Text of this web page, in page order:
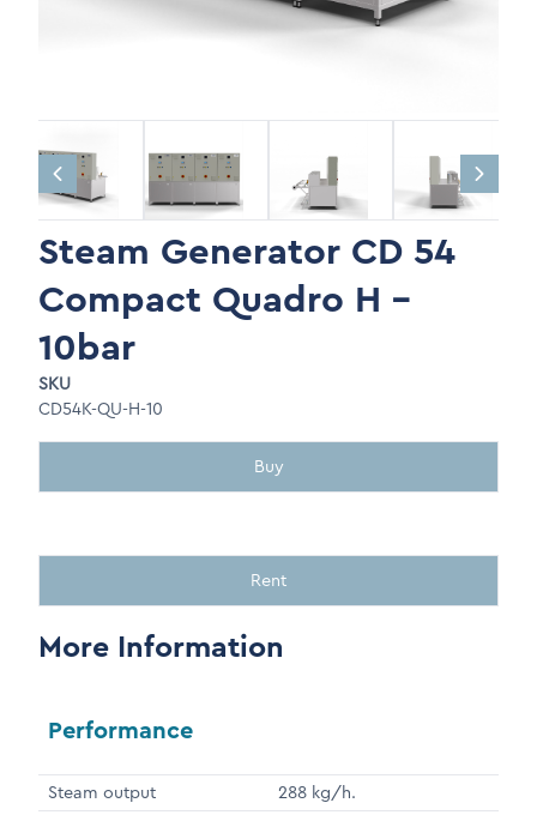
Steam Generator CD 54
Compact Quadro H -
10bar
SKU
CD54K-QU-H-10
Buy
Rent
More Information
Performance
Steam output
288 kg/h.